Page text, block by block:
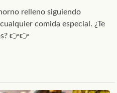
relleno siguiendo
comida especial. ¿Te
👉👉